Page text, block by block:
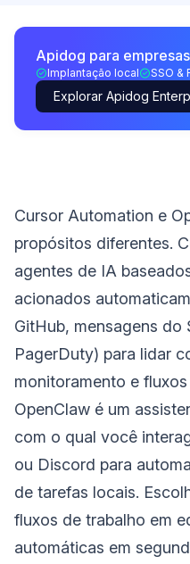
Apidog para empresas
Implantação local SSO &
Explorar Apidog
Cursor Automation e
propósitos diferentes.
agentes de IA
acionados
GitHub, mensagens
PagerDuty) para lidar
monitoramento e
OpenClaw é um
com o qual você
ou Discord para
de tarefas locais.
fluxos de trabalho em
automáticas em